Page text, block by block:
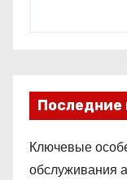
Последние
Ключевые
обслуживания